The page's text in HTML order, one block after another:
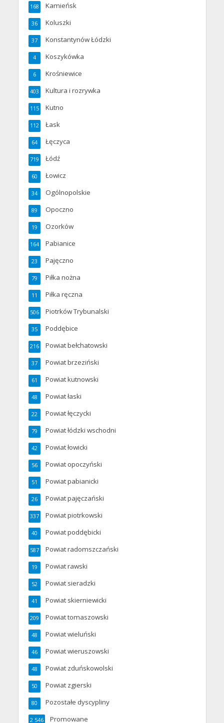
Kamieńsk
168
Koluszki
36
Konstantynów Łódzki
37
Koszykówka
4
Krośniewice
6
Kultura i rozrywka
403
Kutno
115
Łask
112
Łęczyca
64
Łódź
719
Łowicz
60
Ogólnopolskie
34
Opoczno
89
Ozorków
19
Pabianice
164
Pajęczno
23
Piłka nożna
79
Piłka ręczna
11
Piotrków Trybunalski
506
Poddębice
35
Powiat bełchatowski
216
Powiat brzeziński
37
Powiat kutnowski
61
Powiat łaski
48
Powiat łęczycki
22
Powiat łódzki wschodni
79
Powiat łowicki
42
Powiat opoczyński
56
Powiat pabianicki
51
Powiat pajęczański
26
Powiat piotrkowski
337
Powiat poddębicki
40
Powiat radomszczański
587
Powiat rawski
19
Powiat sieradzki
52
Powiat skierniewicki
41
Powiat tomaszowski
209
Powiat wieluński
48
Powiat wieruszowski
46
Powiat zduńskowolski
48
Powiat zgierski
50
Pozostałe dyscypliny
80
Promowane
2 546